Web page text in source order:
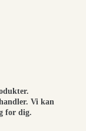
Vi kan
for dig.